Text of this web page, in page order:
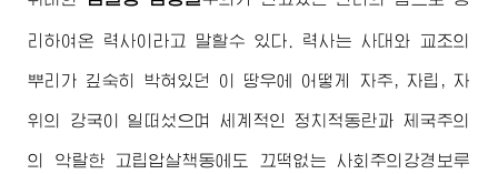
리하여온 력사이라고 말할수 있다. 력사는 사대와 교조의
뿌리가 깊숙히 박혀있던 이 땅우에 어떻게 자주, 자립, 자
위의 강국이 일떠섰으며 세계적인 정치적동란과 제국주의
의 악랄한 고립압살책동에도 끄떡없는 사회주의강경보루